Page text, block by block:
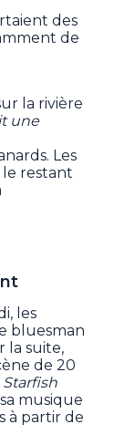
des
de
la rivière
une
Les
restant
les
bluesman
la suite,
de 20
Starfish
musique
à partir de